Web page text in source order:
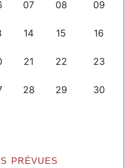
prévues